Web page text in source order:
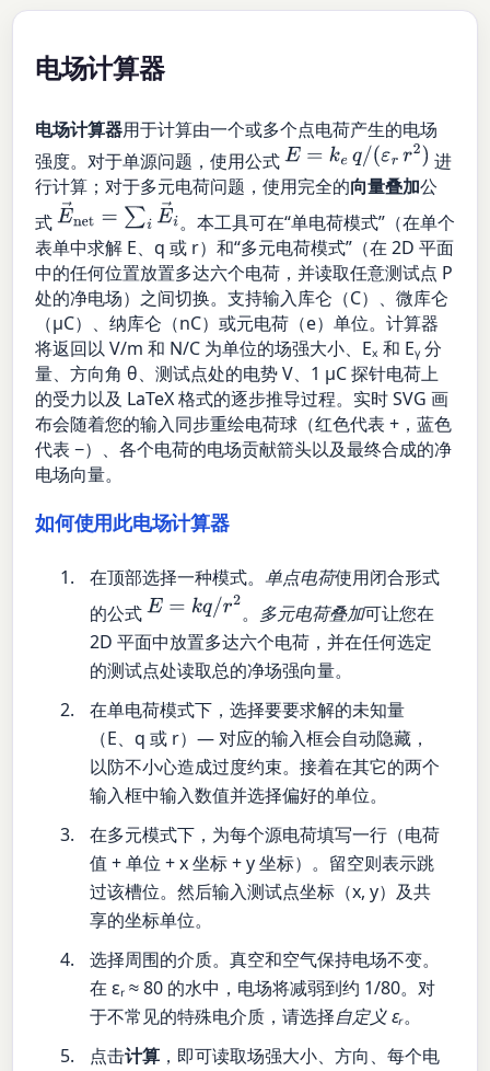
电场计算器
电场计算器用于计算由一个或多个点电荷产生的电场
强度。对于单源问题，使用公式E= ke q/(εrr2)
进
行计算；对于多元电荷问题，使用完全的向量叠加公
式E→ net= ∑iE→i 。本工具可在“单电荷模式”（在单个
表单中求解 E、q 或 r）和“多元电荷模式”（在 2D 平面
中的任何位置放置多达六个电荷，并读取任意测试点 P
处的净电场）之间切换。支持输入库仑（C）、微库仑
（µC）、纳库仑（nC）或元电荷（e）单位。计算器
将返回以 V/m 和 N/C 为单位的场强大小、Eₓ 和 Eᵧ 分
量、方向角 θ、测试点处的电势 V、1 µC 探针电荷上
的受力以及 LaTeX 格式的逐步推导过程。实时 SVG 画
布会随着您的输入同步重绘电荷球（红色代表 +，蓝色
代表 −）、各个电荷的电场贡献箭头以及最终合成的净
电场向量。
如何使用此电场计算器
在顶部选择一种模式。单点电荷使用闭合形式
的公式E= kq /r2 。 多元电荷叠加可让您在
2D 平面中放置多达六个电荷，并在任何选定
的测试点处读取总的净场强向量。
在单电荷模式下，选择要要求解的未知量
（E、q 或 r）— 对应的输入框会自动隐藏，
以防不小心造成过度约束。接着在其它的两个
输入框中输入数值并选择偏好的单位。
在多元模式下，为每个源电荷填写一行（电荷
值 + 单位 + x 坐标 + y 坐标）。留空则表示跳
过该槽位。然后输入测试点坐标（x, y）及共
享的坐标单位。
选择周围的介质。真空和空气保持电场不变。
在 εᵣ ≈ 80 的水中，电场将减弱到约 1/80。对
于不常见的特殊电介质，请选择自定义 εᵣ。
点击计算 ，即可读取场强大小、方向、每个电